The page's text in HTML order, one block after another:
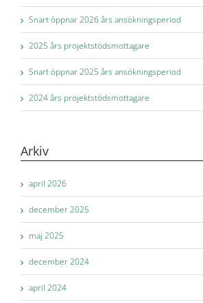
Snart öppnar 2026 års ansökningsperiod
2025 års projektstödsmottagare
Snart öppnar 2025 års ansökningsperiod
2024 års projektstödsmottagare
Arkiv
april 2026
december 2025
maj 2025
december 2024
april 2024